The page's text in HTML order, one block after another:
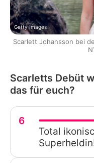
Getty Images
Scarlett Johansson bei
Scarletts Debüt
das für euch?
6
Total